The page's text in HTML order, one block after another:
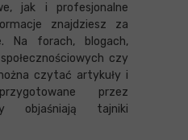
jak i profesjonalne
znajdziesz za
Na forach, blogach,
czy
czytać artykuły i
przez
objaśniają tajniki